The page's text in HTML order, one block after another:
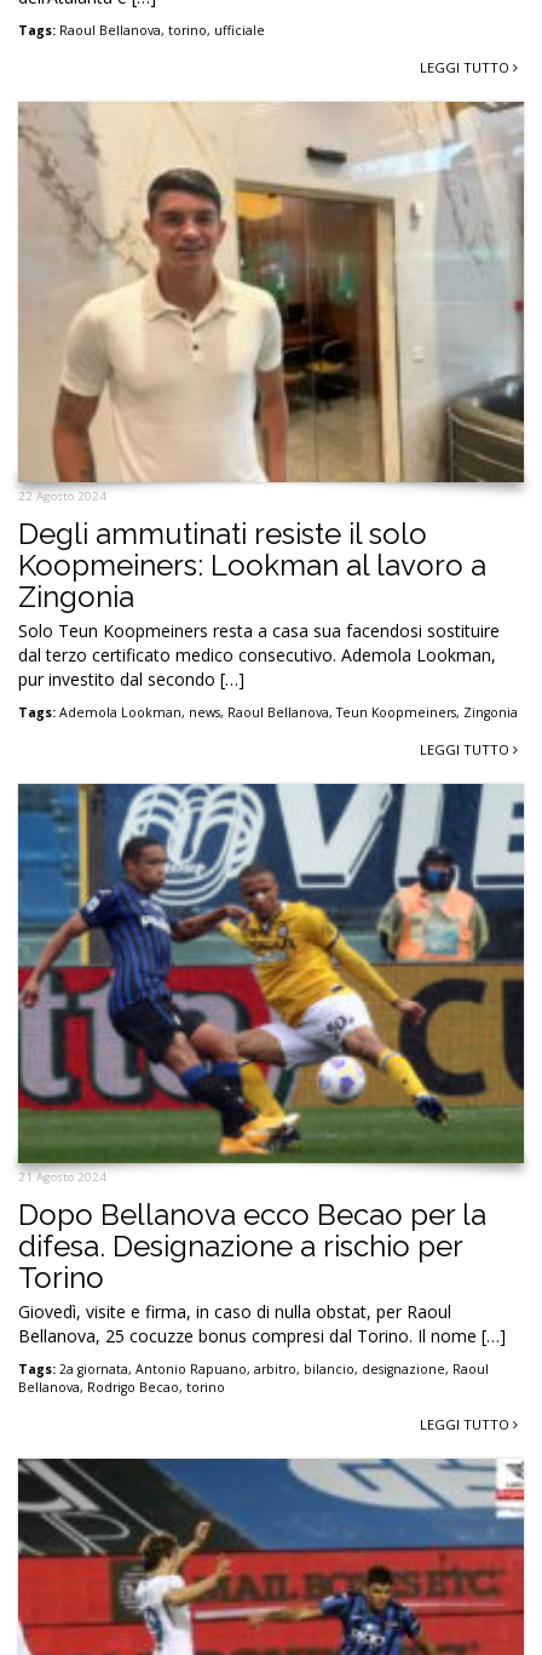
Tags: Raoul Bellanova, torino, ufficiale
LEGGI TUTTO
22 Agosto 2024
Degli ammutinati resiste il solo
Koopmeiners: Lookman al lavoro a
Zingonia
Solo Teun Koopmeiners resta a casa sua facendosi sostituire
dal terzo certificato medico consecutivo. Ademola Lookman,
pur investito dal secondo […]
Tags: Ademola Lookman, news, Raoul Bellanova,Teun Koopmeiners, Zingonia
LEGGI TUTTO
21 Agosto 2024
Dopo Bellanova ecco Becao per la
difesa. Designazione a rischio per
Torino
Giovedì, visite e firma, in caso di nulla obstat, per Raoul
Bellanova, 25 cocuzze bonus compresi dal Torino. Il nome […]
Tags: 2a giornata, Antonio Rapuano, arbitro, bilancio, designazione, Raoul
Bellanova, Rodrigo Becao, torino
LEGGI TUTTO